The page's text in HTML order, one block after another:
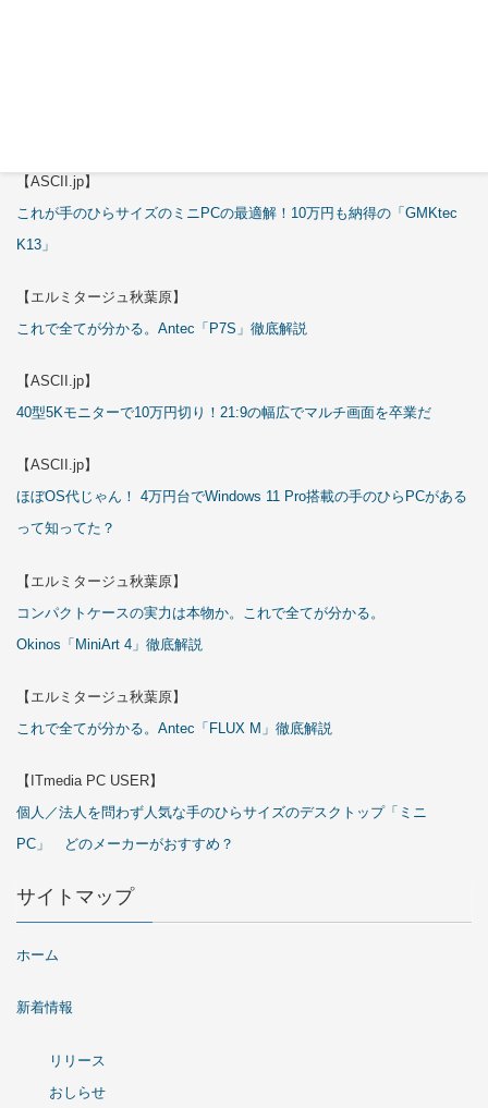
【ASCII.jp】
これが手のひらサイズのミニPCの最適解！10万円も納得の「GMKtec
K13」
【エルミタージュ秋葉原】
これで全てが分かる。Antec「P7S」徹底解説
【ASCII.jp】
40型5Kモニターで10万円切り！21:9の幅広でマルチ画面を卒業だ
【ASCII.jp】
ほぼOS代じゃん！ 4万円台でWindows 11 Pro搭載の手のひらPCがある
って知ってた？
【エルミタージュ秋葉原】
コンパクトケースの実力は本物か。これで全てが分かる。
Okinos「MiniArt 4」徹底解説
【エルミタージュ秋葉原】
これで全てが分かる。Antec「FLUX M」徹底解説
【ITmedia PC USER】
個人／法人を問わず人気な手のひらサイズのデスクトップ「ミニ
PC」 どのメーカーがおすすめ？
サイトマップ
ホーム
新着情報
リリース
おしらせ